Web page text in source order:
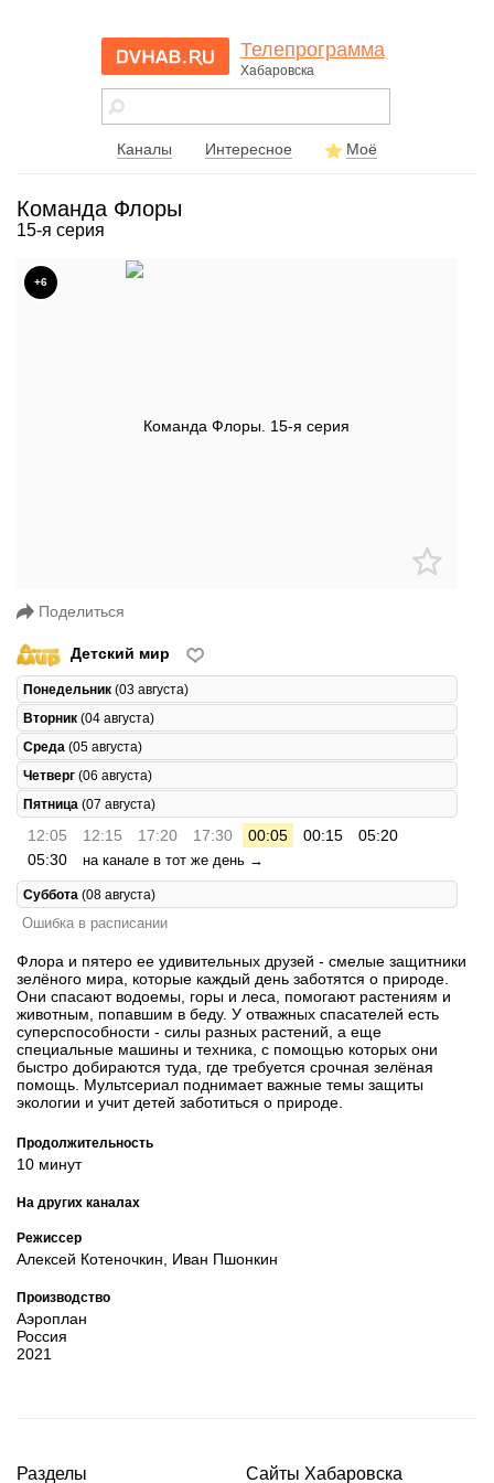
dvhab.ru - сайт
города
Телепрограмма
Хабаровска
Каналы Интересное Моё
Команда Флоры
15-я серия
+6
Поделиться
Детский мир
Понедельник (03 августа)
Вторник (04 августа)
Среда (05 августа)
Четверг (06 августа)
Пятница (07 августа)
12:05 12:15 17:20 17:30 00:05 00:15
05:20
05:30
на канале в тот же день →
Суббота (08 августа)
Ошибка в расписании
Флора и пятеро ее удивительных друзей - смелые защитники
зелёного мира, которые каждый день заботятся о природе.
Они спасают водоемы, горы и леса, помогают растениям и
животным, попавшим в беду. У отважных спасателей есть
суперспособности - силы разных растений, а еще
специальные машины и техника, с помощью которых они
быстро добираются туда, где требуется срочная зелёная
помощь. Мультсериал поднимает важные темы защиты
экологии и учит детей заботиться о природе.
Продолжительность
10 минут
На других каналах
Режиссер
Алексей Котеночкин, Иван Пшонкин
Производство
Аэроплан
Россия
2021
Разделы Сайты Хабаровска